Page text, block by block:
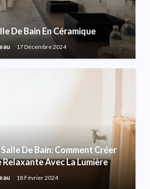
De Bain En Céramique
17 Décembre 2024
Salle De Bain: Comment Créer
Relaxante Avec La Lumière
18 Février 2024